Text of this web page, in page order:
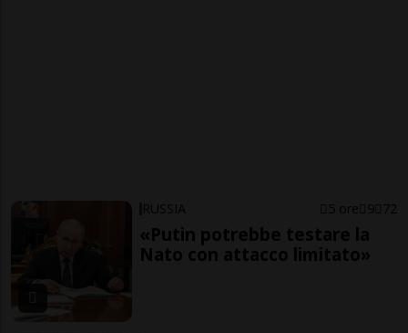
RUSSIA 5 ore 9 72
«Putin potrebbe testare la
Nato con attacco limitato»